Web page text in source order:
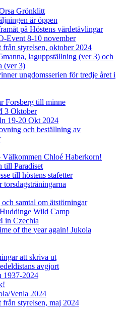
Grönklitt
är öppen
på Höstens värdetävlingar
Event 8-10 november
från styrelsen, oktober 2024
laguppställning (ver 3) och
(ver 3)
ungdomsserien för tredje året i
Forsberg till minne
3 Oktober
19-20 Okt 2024
och beställning av
Välkommen Chloé Haberkorn!
till Paradiset
till höstens stafetter
torsdagsträningarna
samtal om ätstörningar
Wild Camp
in Czechia
of the year again! Jukola
att skriva ut
avgjort
1937-2024
Venla 2024
från styrelsen, maj 2024